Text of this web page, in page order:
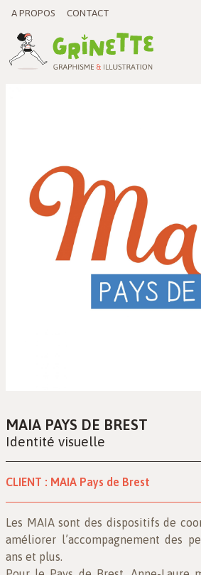
A PROPOS CONTACT
MAIA PAYS DE BREST
Identité visuelle
CLIENT : MAIA Pays de Brest
Les MAIA sont des dispositifs de
améliorer l’accompagnement des
ans et plus.